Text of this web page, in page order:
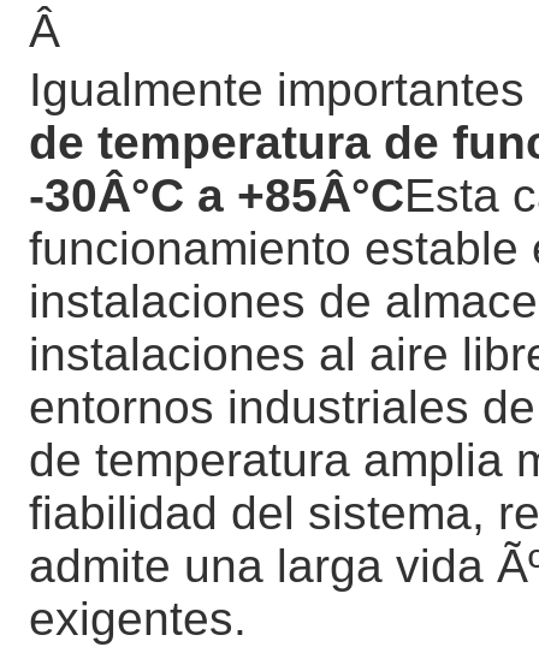
Â
Igualmente
de temperatura de
-30Â°C a +85Â°CEsta
funcionamiento
instalaciones de
instalaciones al aire
entornos industriales
de temperatura amplia
fiabilidad del sistema,
admite una larga vida
exigentes.